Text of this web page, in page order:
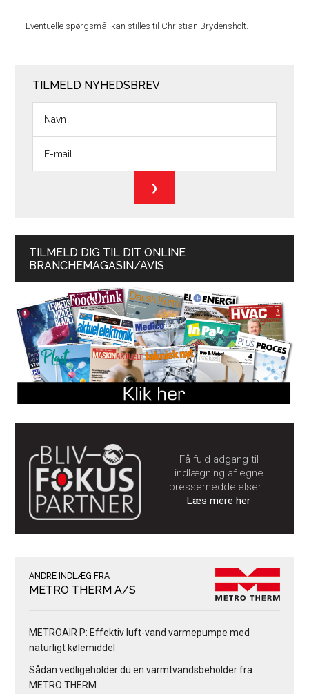
Eventuelle spørgsmål kan stilles til Christian Brydensholt.
TILMELD NYHEDSBREV
TILMELD DIG TIL DIT ONLINE
BRANCHEMAGASIN/AVIS
Få fuld adgang til
indlægning af egne
pressemeddelelser...
Læs mere her
ANDRE INDLÆG FRA
METRO THERM A/S
METROAIR P: Effektiv luft-vand varmepumpe med
naturligt kølemiddel
Sådan vedligeholder du en varmtvandsbeholder fra
METRO THERM